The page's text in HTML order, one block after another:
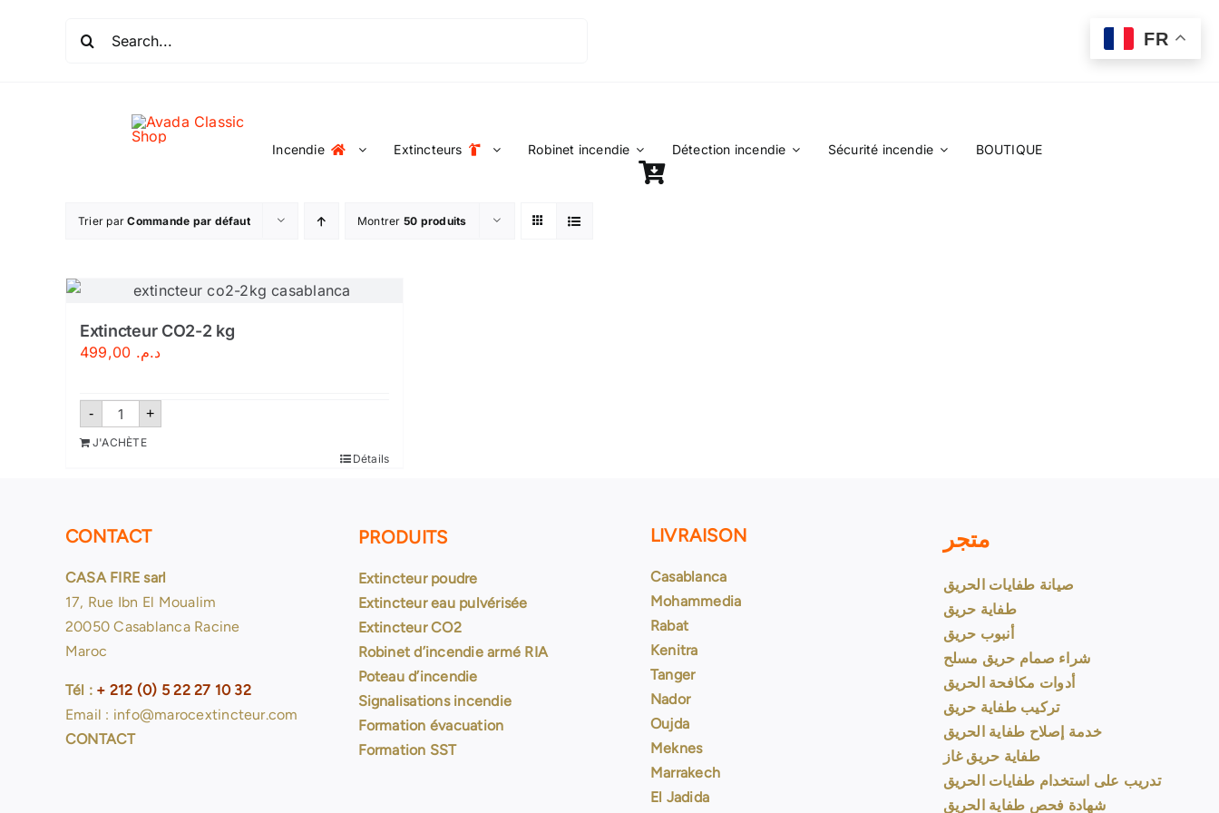
Incendie Extincteurs Robinet incendie Détection incendie Sécurité incendie BOUTIQUE
Trier parCommande par défaut Montrer 50 produits
Extincteur CO2-2 kg
د.م.
- quantité
Extincteur
CO2-
+
J'ACHÈTE
Détails
CONTACT
CASA FIRE sarl
17, Rue Ibn El Moualim
20050 Casablanca Racine
Maroc
Tél : + 212 (0) 5 22 27 10 32
Email : info@marocextincteur.com
CONTACT
PRODUITS
Extincteur poudre
Extincteur eau pulvérisée
Extincteur CO2
Robinet d’incendie armé RIA
Poteau d’incendie
Signalisations incendie
Formation évacuation
Formation SST
LIVRAISON
Casablanca
Mohammedia
Rabat
Kenitra
Tanger
Nador
Oujda
Meknes
Marrakech
El Jadida
متجر
صيانة طفايات الحريق
طفاية حريق
أنبوب حريق
شراء صمام حريق مسلح
أدوات مكافحة الحريق
تركيب طفاية حريق
خدمة إصلاح طفاية الحريق
طفاية حريق غاز
تدريب على استخدام طفايات الحريق
شهادة فحص طفاية الحريق
FR